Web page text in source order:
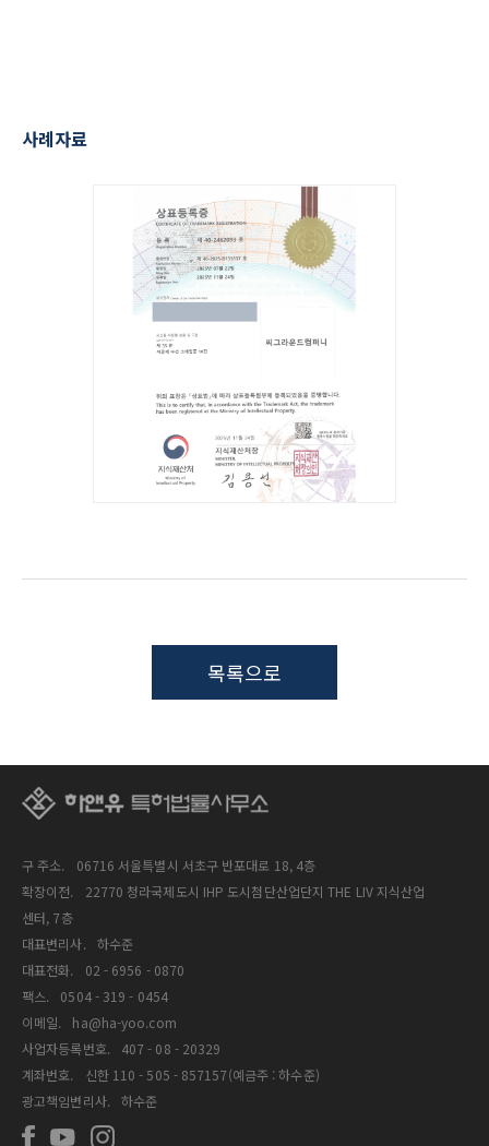
사례자료
목록으로
구 주소.
06716 서울특별시 서초구 반포대로 18, 4층
확장이전.
22770 청라국제도시 IHP 도시첨단산업단지 THE LIV 지식산업
센터, 7층
대표변리사.
하수준
대표전화.
02 - 6956 - 0870
팩스.
0504 - 319 - 0454
이메일.
ha@ha-yoo.com
사업자등록번호.
407 - 08 - 20329
계좌번호.
신한 110 - 505 - 857157(예금주 : 하수준)
광고책임변리사.
하수준